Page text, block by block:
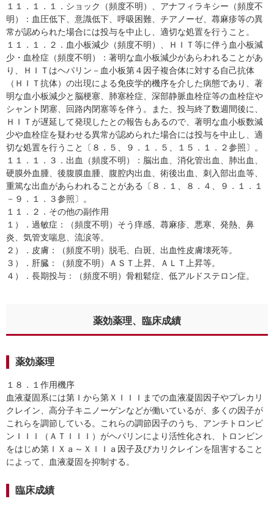
１１．１．１．ショック（頻度不明）、アナフィラキシー（頻度不
明）：血圧低下、意識低下、呼吸困難、チアノーゼ、蕁麻疹等の異
常が認められた場合には投与を中止し、適切な処置を行うこと。
１１．１．２．血小板減少（頻度不明）、ＨＩＴ等に伴う血小板減
少・血栓症（頻度不明）：著明な血小板減少があらわれることがあ
り、ＨＩＴはヘパリン－血小板第４因子複合体に対する自己抗体
（ＨＩＴ抗体）の出現による免疫学的機序を介した病態であり、著
明な血小板減少と脳梗塞、肺塞栓症、深部静脈血栓症等の血栓症や
シャント閉塞、回路内閉塞等を伴う。また、投与終了数週間後に、
ＨＩＴが遅延して発現したとの報告もあるので、著明な血小板数減
少や血栓症を疑わせる異常が認められた場合には投与を中止し、適
切な処置を行うこと〔８．５、９．１．５、１５．１．２参照〕。
１１．１．３．出血（頻度不明）：脳出血、消化管出血、肺出血、
硬膜外血腫、後腹膜血腫、腹腔内出血、術後出血、刺入部出血等、
重篤な出血があらわれることがある〔８．１、８．４、９．１．１
－９．１．３参照〕。
１１．２．その他の副作用
１）．過敏症：（頻度不明）そう痒感、蕁麻疹、悪寒、発熱、鼻
炎、気管支喘息、流涙等。
２）．皮膚：（頻度不明）脱毛、白斑、出血性皮膚壊死等。
３）．肝臓：（頻度不明）ＡＳＴ上昇、ＡＬＴ上昇等。
４）．長期投与：（頻度不明）骨粗鬆症、低アルドステロン症。
薬効薬理、臨床成績
薬効薬理
１８．１作用機序
血液凝固系には第Ｉから第ＸＩＩＩまでの血液凝固因子やプレカリ
クレイン、高分子キニノーゲンなどが働いているが、多くの因子が
これらを調節している。これらの調節因子のうち、アンチトロンビ
ンＩＩＩ（ＡＴＩＩＩ）がヘパリンにより活性化され、トロンビン
をはじめ第ＩＸａ～ＸＩＩａ因子及びカリクレインを阻害すること
によって、血液凝固を抑制する。
臨床成績